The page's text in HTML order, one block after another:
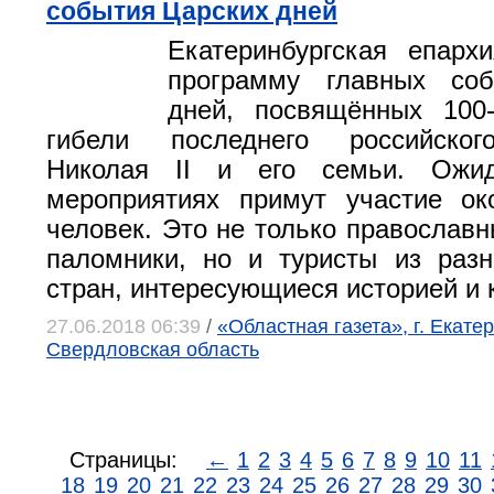
события Царских дней
Екатеринбургская
программу главных
дней, посвящённых
гибели последнего
Николая II и его семьи.
мероприятиях примут участие
человек. Это не только
паломники, но и туристы из
стран, интересующиеся историей и
27.06.2018 06:39 / «Областная газета», г.
Свердловская область
Страницы: ← 1 2 3 4 5 6 7 8 9 10 11
18 19 20 21 22 23 24 25 26 27 28 29 30